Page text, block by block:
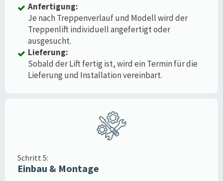
Anfertigung:
Je nach Treppenverlauf und Modell wird der
Treppenlift individuell angefertigt oder
ausgesucht.
Lieferung:
Sobald der Lift fertig ist, wird ein Termin für die
Lieferung und Installation vereinbart.
Schritt 5:
Einbau & Montage